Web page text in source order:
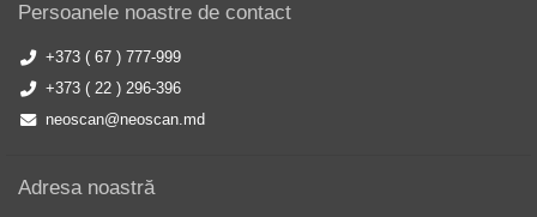
Persoanele noastre de contact
+373 ( 67 ) 777-999
+373 ( 22 ) 296-396
neoscan@neoscan.md
Adresa noastră